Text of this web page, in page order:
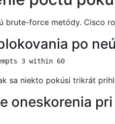
brute-force metódy. Cisco
po
3 within 60
sa niekto pokúsi trikrát
oneskorenia